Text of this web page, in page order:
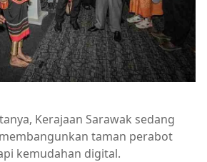
Kerajaan Sarawak sedang
taman perabot
kemudahan digital.